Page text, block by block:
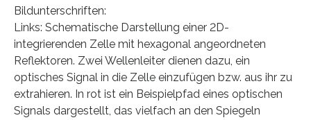
Bildunterschriften:
Links: Schematische Darstellung einer 2D-
integrierenden Zelle mit hexagonal angeordneten
Reflektoren. Zwei Wellenleiter dienen dazu, ein
optisches Signal in die Zelle einzufügen bzw. aus ihr zu
extrahieren. In rot ist ein Beispielpfad eines optischen
Signals dargestellt, das vielfach an den Spiegeln